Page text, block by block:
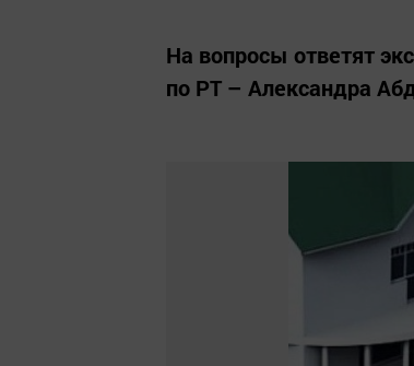
На вопросы ответят
по РТ – Александра